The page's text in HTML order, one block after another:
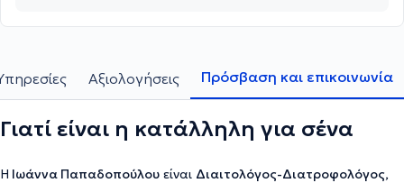
Αξιολογήσεις Πρόσβαση και επικοινωνία
Γιατί είναι η κατάλληλη για σένα
Η Ιωάννα Παπαδοπούλου είναι Διαιτολόγος-Διατροφολόγος,